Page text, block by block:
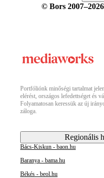
© Bors
Portfóliónk minőségi tartalmat
elérést, országos lefedettséget és
Folyamatosan keressük az új
záloga.
Regionális
Bács-Kiskun - baon.hu
Baranya - bama.hu
Békés - beol.hu